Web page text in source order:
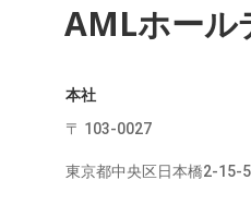
AMLホール
本社
〒 103-0027
東京都中央区日本橋2-15-5